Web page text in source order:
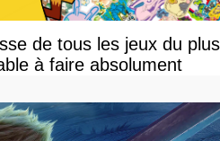
de tous les jeux du plus
à faire absolument